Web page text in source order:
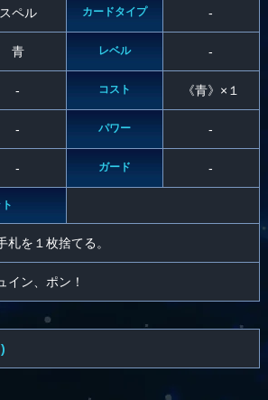
スペル カードタイプ -
青 レベル -
- コスト 《青》×１
- パワー -
- ガード -
札を１枚捨てる。
イン、ポン！